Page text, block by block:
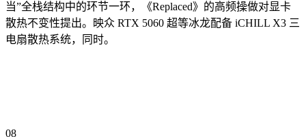
当”全栈结构中的环节一环，《Replaced》的高频操做对显卡
散热不变性提出。映众 RTX 5060 超等冰龙配备 iCHILL X3 三
电扇散热系统，同时。
08